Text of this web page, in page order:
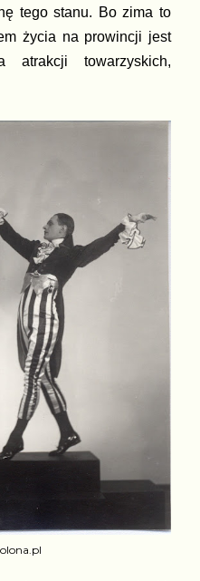
tego stanu. Bo zima to
życia na prowincji jest
atrakcji towarzyskich,